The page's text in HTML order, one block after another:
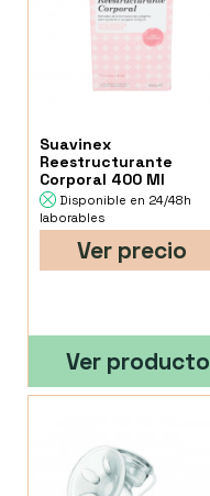
Suavinex
Reestructurante
Corporal 400 Ml
Disponible en 24/48h
laborables
Ver precio
Ver producto